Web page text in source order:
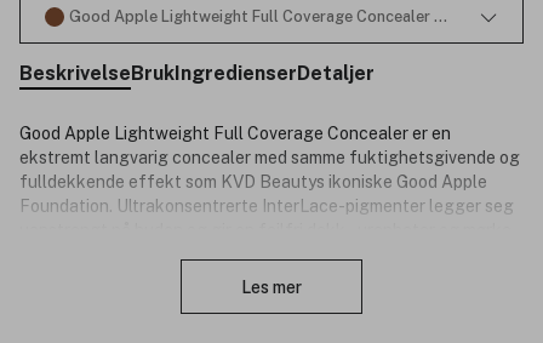
Good Apple Lightweight Full Coverage Concealer Deep 187 10ml
Beskrivelse Bruk Ingredienser Detaljer
Good Apple Lightweight Full Coverage Concealer er en
ekstremt langvarig concealer med samme fuktighetsgivende og
fulldekkende effekt som KVD Beautys ikoniske Good Apple
Foundation. Ultrakonsentrerte InterLace-pigmenter legger seg
ringer har ikke en sjanse. Applikatoren etterligner din fingertupp
for presisjon og gir en fløyelsaktig følelse på huden.
Høy dekkevne.
Les mer